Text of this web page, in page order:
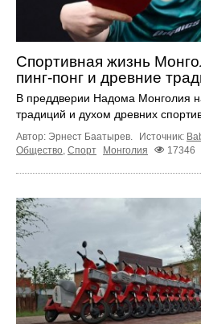
Спортивная жизнь
пинг-понг и древние
В преддверии Надома Монголия
традиций и духом древних
Автор: Эрнест Баатырев. Источник:
Общество, Спорт Монголия 17346